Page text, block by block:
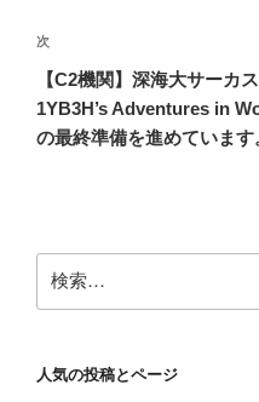
ゲ
ー
シ
ョ
次
の
投
稿
次
【C2機関】深海大サーカ
1YB3H’s Adventures in
の最終準備を進めています
索:
人気の投稿とページ